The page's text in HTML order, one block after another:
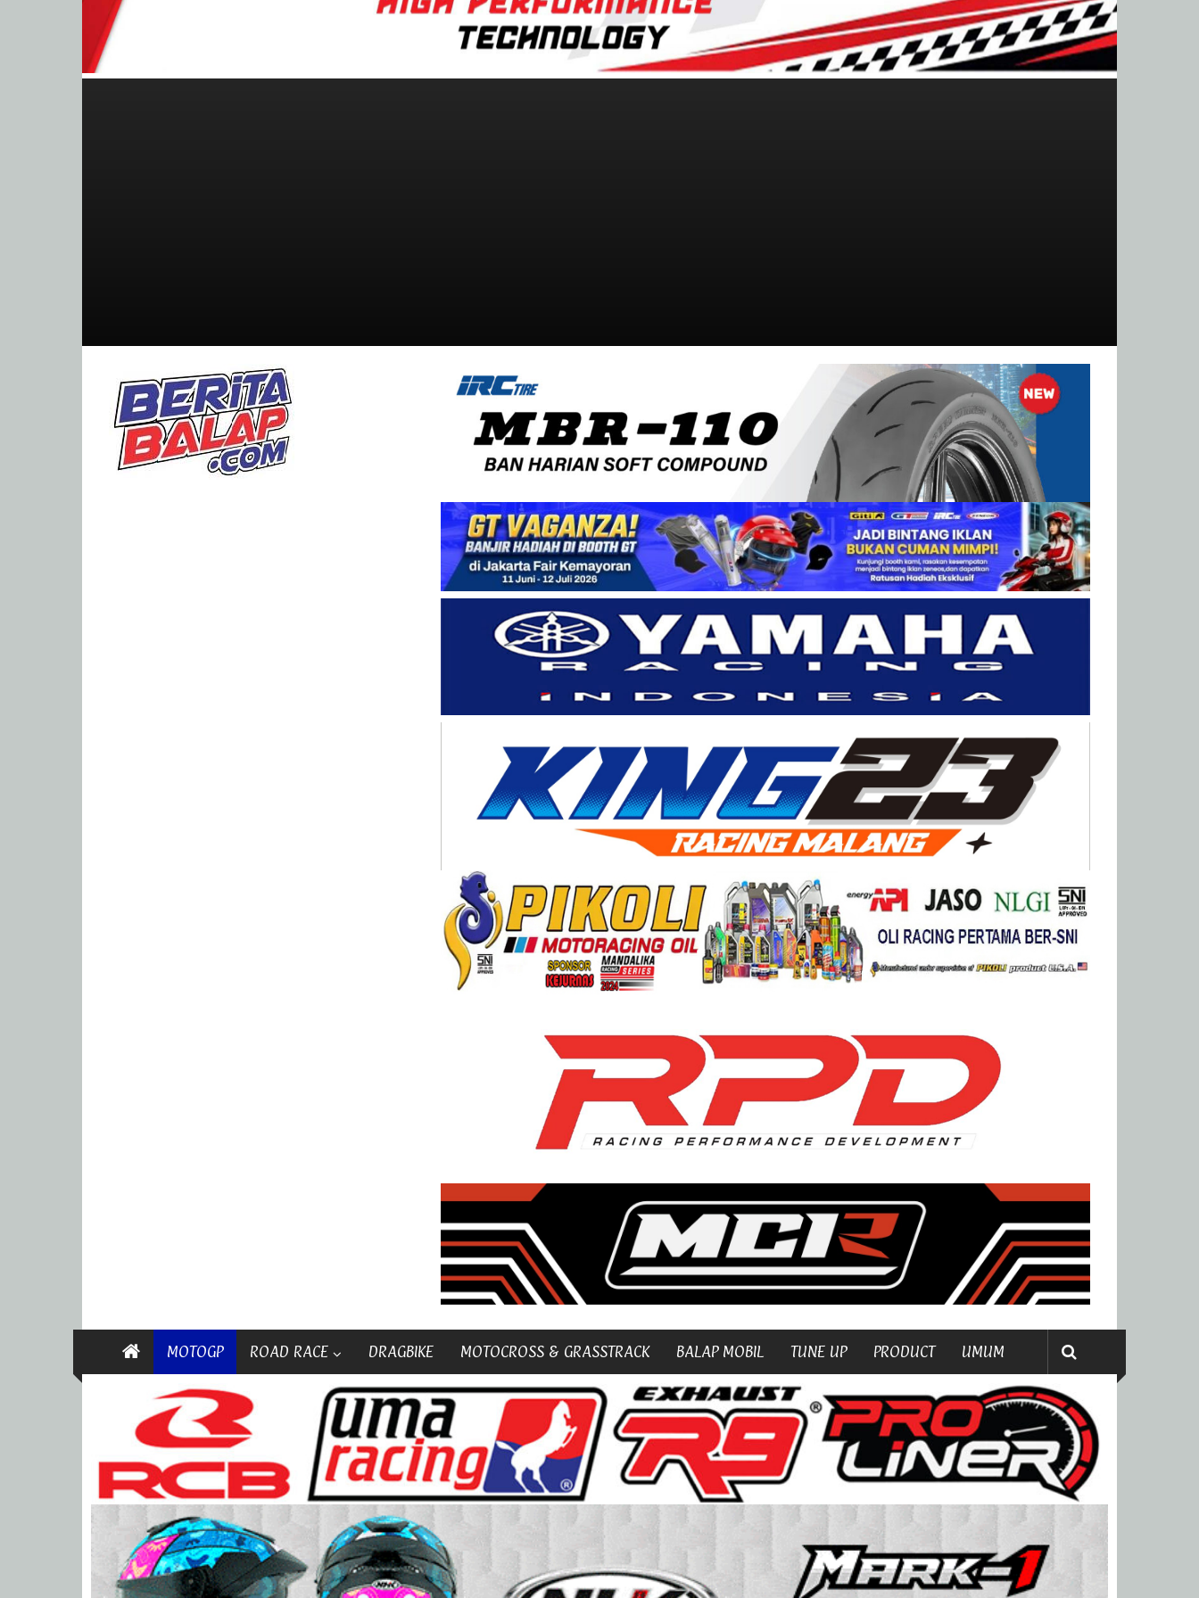
BeritaBalap.com
Portal
Berita
Balap
Paling
MOTOGP ROAD RACE DRAGBIKE MOTOCROSS & GRASSTRACK BALAP MOBIL TUNE UP PRODUCT UMUM